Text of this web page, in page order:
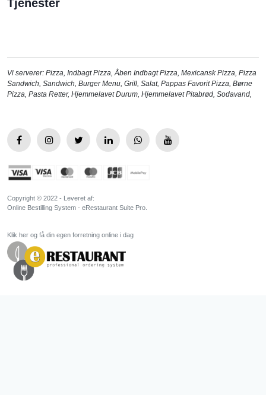
Tjenester
Vi serverer: Pizza Indbagt Pizza Åben Indbagt Pizza Mexicansk Pizza Pizza
Sandwich Sandwich Burger Menu Grill Salat, Pappas Favorit Pizza Børne
Pizza Pasta Retter, Hjemmelavet Durum Hjemmelavet Pitabrød Sodavand
Copyright © 2022 - Leveret af:
Online Bestilling System - eRestaurant Suite Pro.
Klik her og få din egen forretning online i dag